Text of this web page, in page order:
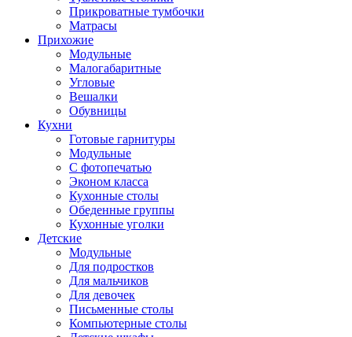
Прикроватные тумбочки
Матрасы
Прихожие
Модульные
Малогабаритные
Угловые
Вешалки
Обувницы
Кухни
Готовые гарнитуры
Модульные
С фотопечатью
Эконом класса
Кухонные столы
Обеденные группы
Кухонные уголки
Детские
Модульные
Для подростков
Для мальчиков
Для девочек
Письменные столы
Компьютерные столы